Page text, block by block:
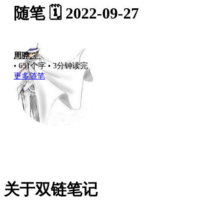
随笔 🗓️ 2022-09-27
周骅 ，
• 651个字 • 3分钟读完
更多随笔
关于双链笔记